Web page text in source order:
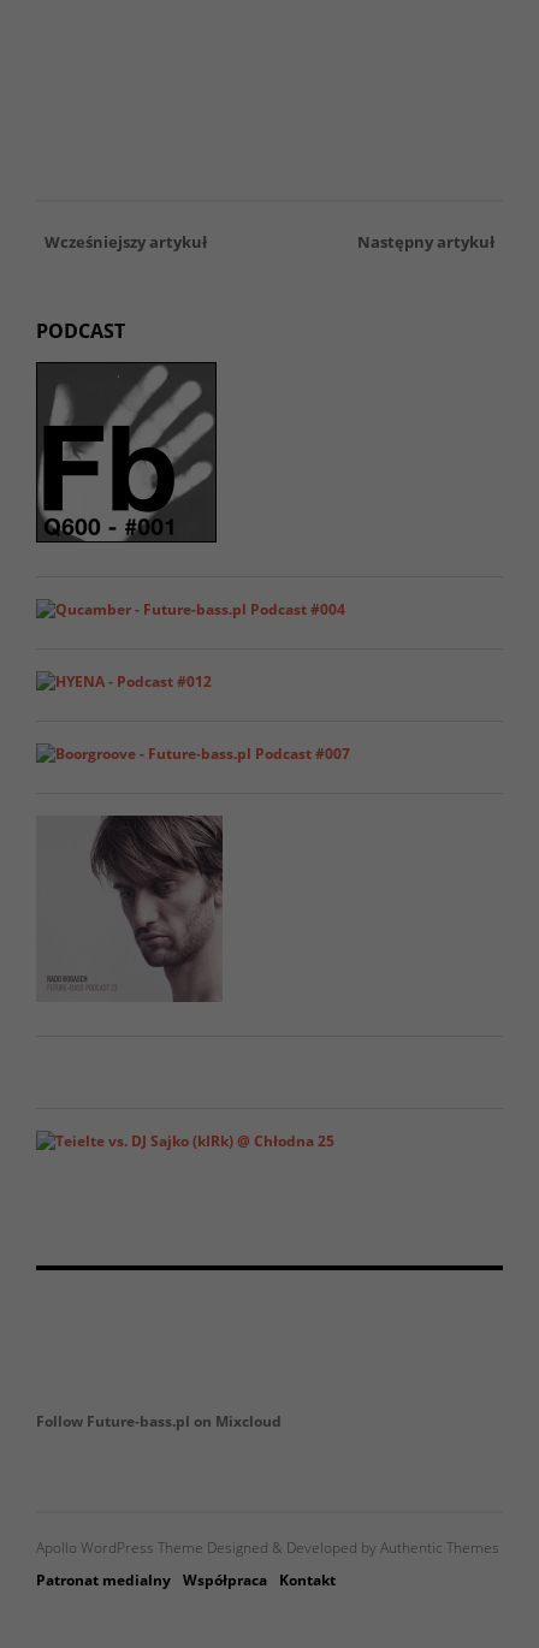
Wcześniejszy artykuł Następny artykuł
PODCAST
Follow Future-bass.pl on Mixcloud
Apollo WordPress Theme Designed & Developed by Authentic Themes
Patronat medialny Współpraca Kontakt